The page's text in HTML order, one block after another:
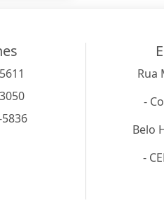
Rua
-
Belo
-